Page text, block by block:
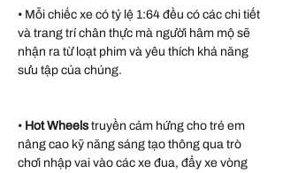
• Mỗi chiếc xe có tỷ lệ 1:64 đều có các chi tiết
và trang trí chân thực mà người hâm mộ sẽ
nhận ra từ loạt phim và yêu thích khả năng
sưu tập của chúng.
• Hot Wheelstruyền cảm hứng cho trẻ em
nâng cao kỹ năng sáng tạo thông qua trò
chơi nhập vai vào các xe đua, đẩy xe vòng